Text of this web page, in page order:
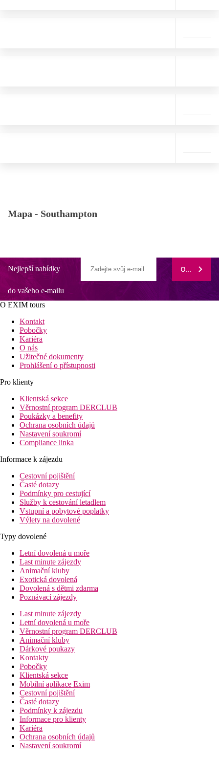
Mapa - Southampton
Nejlepší nabídky
do vašeho e-mailu
ODEBÍRAT
O EXIM tours
Kontakt
Pobočky
Kariéra
O nás
Užitečné dokumenty
Prohlášení o přístupnosti
Pro klienty
Klientská sekce
Věrnostní program DERCLUB
Poukázky a benefity
Ochrana osobních údajů
Nastavení soukromí
Compliance linka
Informace k zájezdu
Cestovní pojištění
Časté dotazy
Podmínky pro cestující
Služby k cestování letadlem
Vstupní a pobytové poplatky
Výlety na dovolené
Typy dovolené
Letní dovolená u moře
Last minute zájezdy
Animační kluby
Exotická dovolená
Dovolená s dětmi zdarma
Poznávací zájezdy
Last minute zájezdy
Letní dovolená u moře
Věrnostní program DERCLUB
Animační kluby
Dárkové poukazy
Kontakty
Pobočky
Klientská sekce
Mobilní aplikace Exim
Cestovní pojištění
Časté dotazy
Podmínky k zájezdu
Informace pro klienty
Kariéra
Ochrana osobních údajů
Nastavení soukromí